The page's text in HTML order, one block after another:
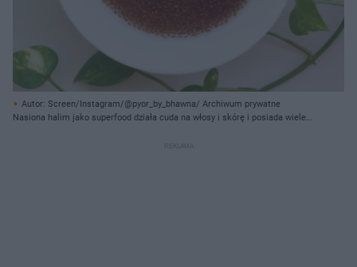
Autor: Screen/Instagram/@pyor_by_bhawna/ Archiwum prywatne
Nasiona halim jako superfood działa cuda na włosy i skórę i posiada wiele